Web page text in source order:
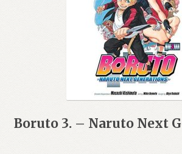
Boruto 3. – Naruto Next